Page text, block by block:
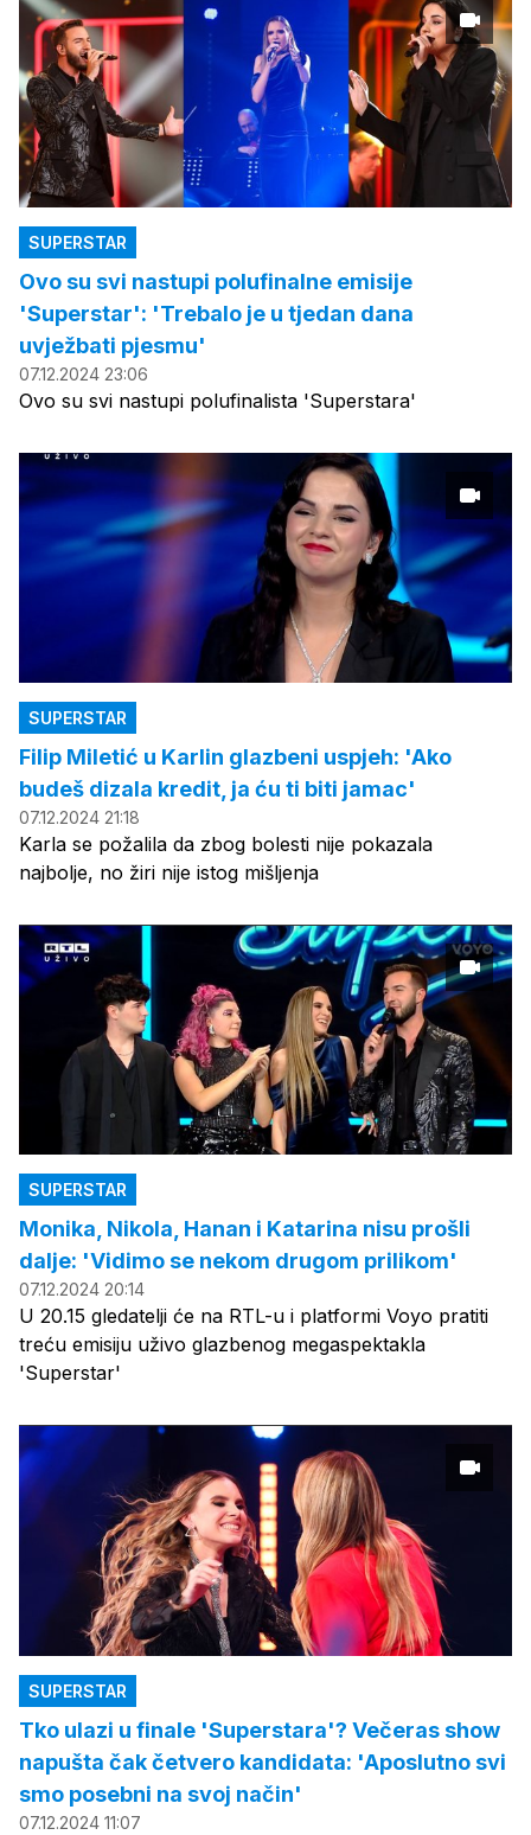
SUPERSTAR
Ovo su svi nastupi polufinalne emisije
'Superstar': 'Trebalo je u tjedan dana
uvježbati pjesmu'
07.12.2024 23:06
Ovo su svi nastupi polufinalista 'Superstara'
SUPERSTAR
Filip Miletić u Karlin glazbeni uspjeh: 'Ako
budeš dizala kredit, ja ću ti biti jamac'
07.12.2024 21:18
Karla se požalila da zbog bolesti nije pokazala
najbolje, no žiri nije istog mišljenja
SUPERSTAR
Monika, Nikola, Hanan i Katarina nisu prošli
dalje: 'Vidimo se nekom drugom prilikom'
07.12.2024 20:14
U 20.15 gledatelji će na RTL-u i platformi Voyo pratiti
treću emisiju uživo glazbenog megaspektakla
'Superstar'
SUPERSTAR
Tko ulazi u finale 'Superstara'? Večeras show
napušta čak četvero kandidata: 'Aposlutno svi
smo posebni na svoj način'
07.12.2024 11:07